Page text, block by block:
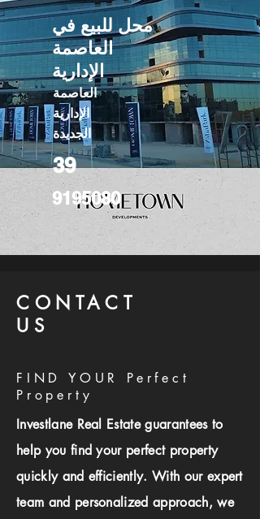
محل للبيع في
العاصمة
الإدارية
العاصمة
الإدارية
الجديدة
39
9195080
CONTACT
US
FIND YOUR Perfect
Property
Investlane Real Estate guarantees to
help you find your perfect property
quickly and efficiently. With our expert
team and personalized approach, we